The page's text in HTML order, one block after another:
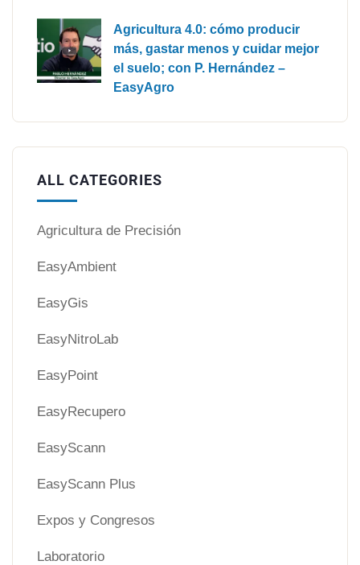
Agricultura 4.0: cómo producir
más, gastar menos y cuidar mejor
el suelo; con P. Hernández –
EasyAgro
ALL CATEGORIES
Agricultura de Precisión
EasyAmbient
EasyGis
EasyNitroLab
EasyPoint
EasyRecupero
EasyScann
EasyScann Plus
Expos y Congresos
Laboratorio